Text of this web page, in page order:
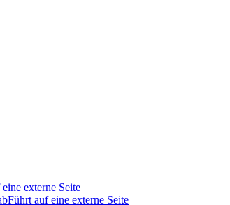
externe Seite
Führt auf eine externe Seite